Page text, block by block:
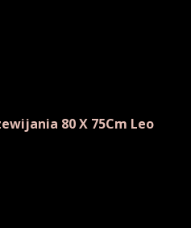
80 X 75Cm Leo